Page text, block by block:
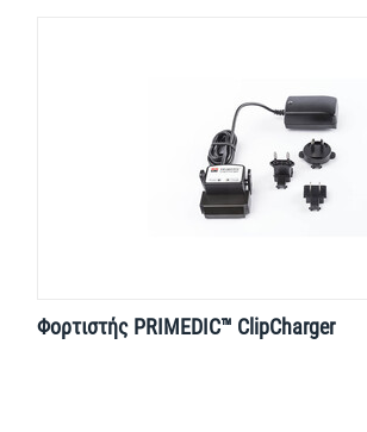
Φορτιστής PRIMEDIC™ ClipCharger